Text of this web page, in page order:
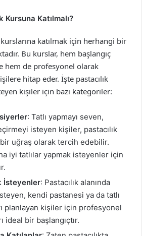
Kursuna Katılmalı?
kurslarına katılmak için herhangi bir
Bu kurslar, hem başlangıç
hem de profesyonel olarak
hitap eder. İşte pastacılık
kişiler için bazı kategoriler:
: Tatlı yapmayı seven,
isteyen kişiler, pastacılık
uğraş olarak tercih edebilir.
iyi tatlılar yapmak isteyenler için
İsteyenler: Pastacılık alanında
kendi pastanesi ya da tatlı
planlayan kişiler için profesyonel
ideal bir başlangıçtır.